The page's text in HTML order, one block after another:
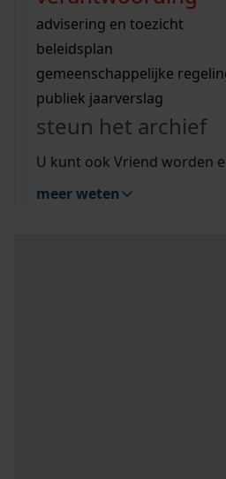
bouwvergunningen
omgevingsvergunningen
vergunningen
beeld en geluid
uitleg nodig?
Wij helpen u op weg met
bekijk alle zoektips
Wij helpen u op weg met
bekijk alle zoektips
bekijk ons
advisering en toezicht
beleidsplan
gemeenschappelijke
publiek jaarverslag
steun het archief
U kunt ook Vriend worden
meer weten
zoektips
Mijn Studiezaal (inloggen)